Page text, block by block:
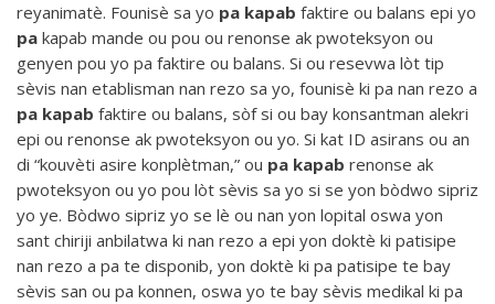
reyanimatè. Founisè sa yo pa kapab faktire ou balans epi yo
pa kapab mande ou pou ou renonse ak pwoteksyon ou
genyen pou yo pa faktire ou balans. Si ou resevwa lòt tip
sèvis nan etablisman nan rezo sa yo, founisè ki pa nan rezo a
pa kapab faktire ou balans, sòf si ou bay konsantman alekri
epi ou renonse ak pwoteksyon ou yo. Si kat ID asirans ou an
di “kouvèti asire konplètman,” ou pa kapab renonse ak
pwoteksyon ou yo pou lòt sèvis sa yo si se yon bòdwo sipriz
yo ye. Bòdwo sipriz yo se lè ou nan yon lopital oswa yon
sant chiriji anbilatwa ki nan rezo a epi yon doktè ki patisipe
nan rezo a pa te disponib, yon doktè ki pa patisipe te bay
sèvis san ou pa konnen, oswa yo te bay sèvis medikal ki pa